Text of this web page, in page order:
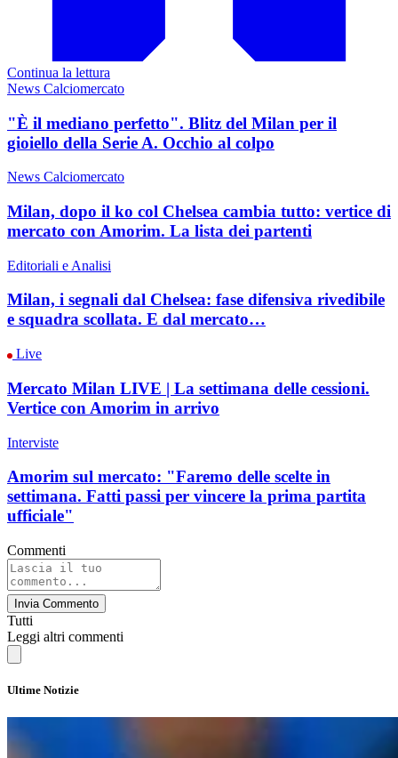
Continua la lettura
News Calciomercato
"È il mediano perfetto". Blitz del Milan per il
gioiello della Serie A. Occhio al colpo
News Calciomercato
Milan, dopo il ko col Chelsea cambia tutto: vertice di
mercato con Amorim. La lista dei partenti
Editoriali e Analisi
Milan, i segnali dal Chelsea: fase difensiva rivedibile
e squadra scollata. E dal mercato…
Live
Mercato Milan LIVE | La settimana delle cessioni.
Vertice con Amorim in arrivo
Interviste
Amorim sul mercato: "Faremo delle scelte in
settimana. Fatti passi per vincere la prima partita
ufficiale"
Commenti
Invia Commento
Tutti
Leggi altri commenti
Ultime Notizie